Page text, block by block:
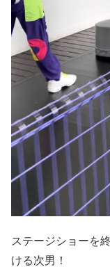
ステージショーを
ける次男！